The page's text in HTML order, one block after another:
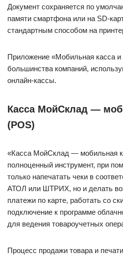
Документ сохраняется по
памяти смартфона или на SD-
стандартным способом на
Приложение «Мобильная касса и
большинства компаний,
онлайн-кассы.
Касса МойСклад —
(POS)
«Касса МойСклад — мобильная
полноценный инструмент, при
только напечатать чеки в
АТОЛ или ШТРИХ, но и делать
платежи по карте, работать со
подключение к программе
для ведения товароучетных
Процесс продажи товара и